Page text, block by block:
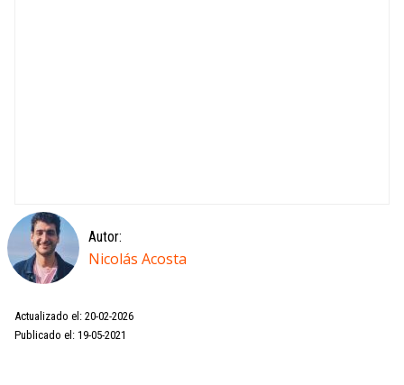
Autor:
Nicolás Acosta
Actualizado el: 20-02-2026
Publicado el: 19-05-2021